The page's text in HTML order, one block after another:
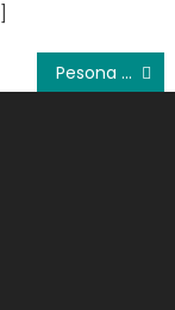
Pesona Keindahan Curug Dago Bandung